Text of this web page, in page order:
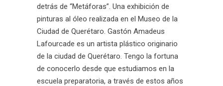
detrás de “Metáforas”. Una exhibición de
pinturas al óleo realizada en el Museo de la
Ciudad de Querétaro. Gastón Amadeus
Lafourcade es un artista plástico originario
de la ciudad de Querétaro. Tengo la fortuna
de conocerlo desde que estudiamos en la
escuela preparatoria, a través de estos años